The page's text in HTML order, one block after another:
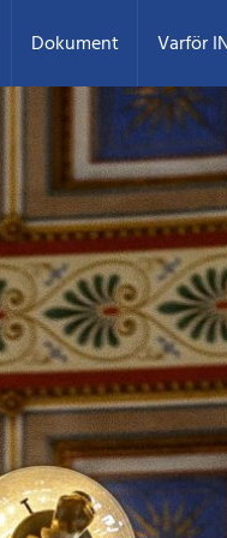
Dokument Varför